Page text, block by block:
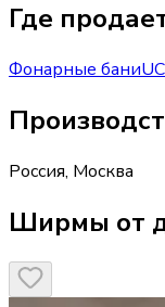
Где
Фонарные бани
Россия, Москва
Ширмы от